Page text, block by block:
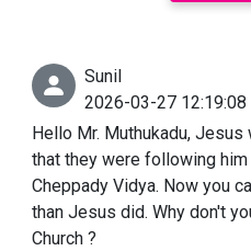
Sunil
2026-03-27 12:19:08
Hello Mr. Muthukadu,
that they were following
Cheppady Vidya. Now you
than Jesus did. Why don't
Church ?